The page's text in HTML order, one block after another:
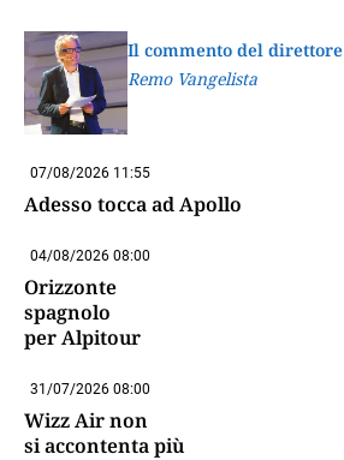
Il commento del direttore
Remo Vangelista
07/08/2026 11:55
Adesso tocca ad Apollo
04/08/2026 08:00
Orizzonte
spagnolo
per Alpitour
31/07/2026 08:00
Wizz Air non
si accontenta più